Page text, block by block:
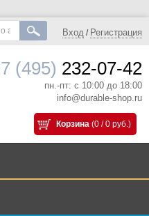
Вход / Регистрация
(495) 232-07-42
пн.-пт: с 10:00 до 18:00
info@durable-shop.ru
Корзина (0 / 0 руб.)